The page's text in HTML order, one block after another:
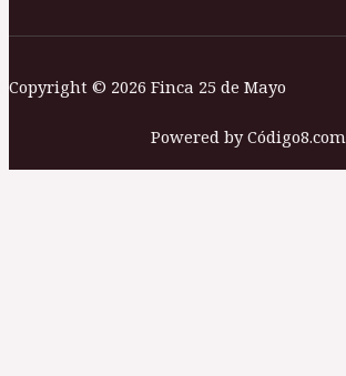
Copyright © 2026 Finca 25 de Mayo
Powered by Código8.com